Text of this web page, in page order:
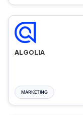
ALGOLIA
MARKETING